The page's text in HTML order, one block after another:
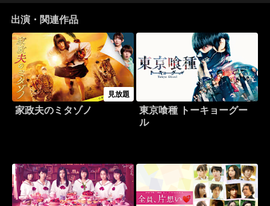
出演・関連作品
見放題
家政夫のミタゾノ
東京喰種 トーキョーグー
ル